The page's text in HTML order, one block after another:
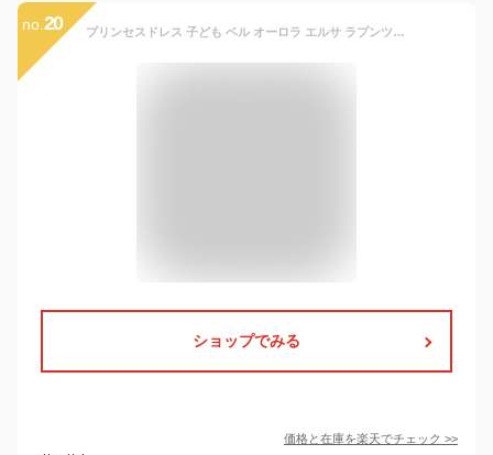
no. 20 プリンセスドレス 子ども ベル オーロラ エルサ ラプンツェル ドレス キッズ 子供 女の子 コスプレ 仮装 コスチューム お姫様 女の子 プリンセス おもちゃ 小学生 誕生日プレゼント ハロウィン オーロラドレス ベルドレス 衣装 90 100 110 120 130 cm 3歳 4歳 5歳 6歳 7歳
ショップでみる
価格と在庫を楽天でチェック >>